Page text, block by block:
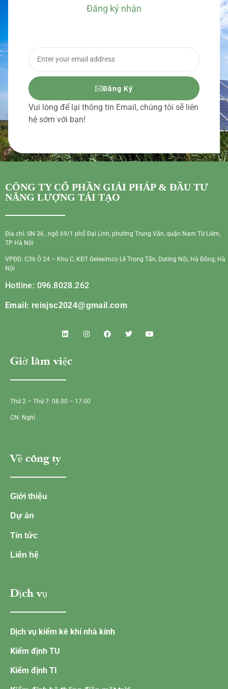
Đăng ký nhận
Đăng Ký
Vui lòng để lại thông tin Email, chúng tôi sẽ liên
hệ sớm với bạn!
CÔNG TY CỔ PHẦN GIẢI PHÁP & ĐẦU TƯ
NĂNG LƯỢNG TÁI TẠO
Địa chỉ: SN 36 , ngõ 69/1 phố Đại Linh, phường Trung Văn, quận Nam Từ Liêm,
TP Hà Nội
VPĐD: C36 Ô 24 – Khu C, KĐT Geleximco Lê Trọng Tấn, Dương Nội, Hà Đông, Hà
Nội
Hotline: 096.8028.262
Email: reisjsc2024@gmail.com
Giờ làm việc
Thứ 2 – Thứ 7: 08.00 – 17.00
CN: Nghỉ
Về công ty
Giới thiệu
Dự án
Tin tức
Liên hệ
Dịch vụ
Dịch vụ kiểm kê khí nhà kính
Kiểm định TU
Kiểm định TI